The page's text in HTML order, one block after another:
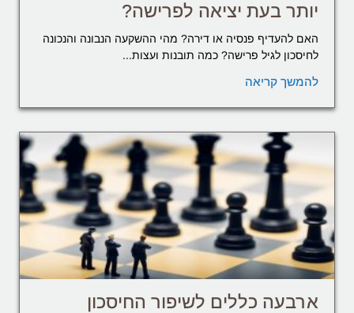
יותר בעת יציאה לפרישה?
האם להעדיף פנסיה או דירה? מהי ההשקעה הנבונה והנכונה
לחיסכון לגיל פרישה? כמה תובנות ועצות...
להמשך קריאה
ארבעה כללים לשיפור החיסכון